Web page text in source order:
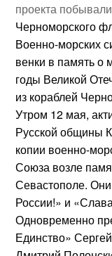
проекта
Черноморского
Военно-морских
венки в память о
годы Великой
из кораблей
Утром 12 мая,
Русской общины
копии военно-
Союза возле
Севастополе.
России!» и
Одновременно
Единство»